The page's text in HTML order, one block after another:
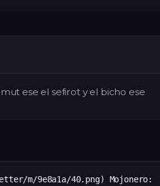
ese el sefirot y el bicho ese